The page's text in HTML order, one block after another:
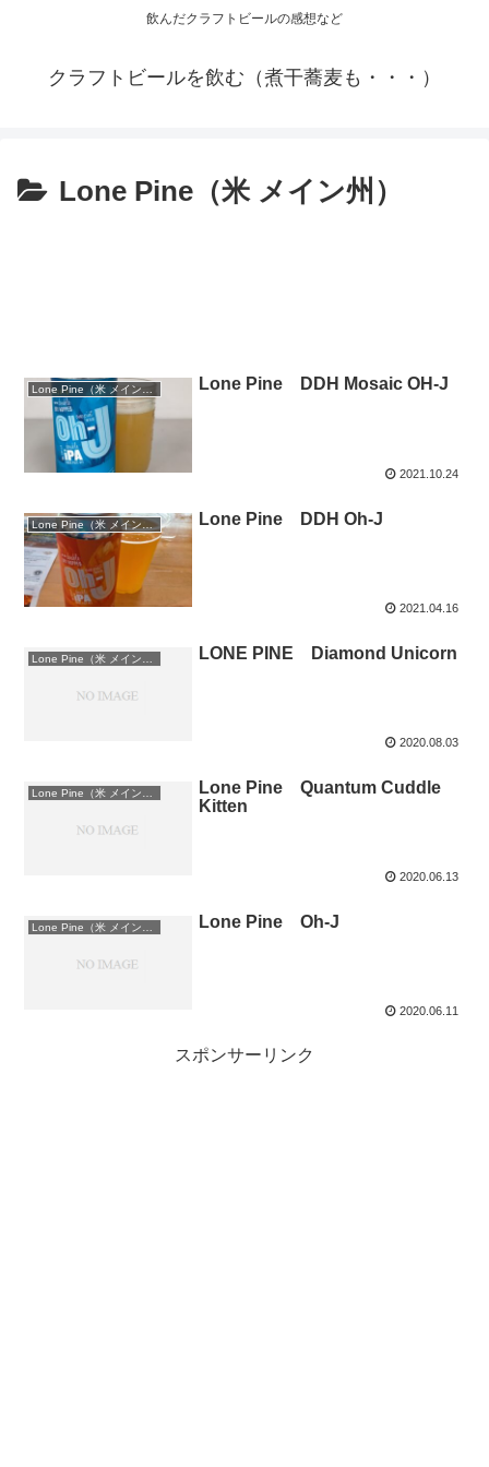
飲んだクラフトビールの感想など
クラフトビールを飲む（煮干蕎麦も・・・）
Lone Pine（米 メイン州）
Lone Pine（米 メイン州） Lone Pine DDH Mosaic OH-J
2021.10.24
Lone Pine（米 メイン州） Lone Pine DDH Oh-J
2021.04.16
LONE PINE Diamond Unicorn
2020.08.03
Lone Pine Quantum Cuddle
Kitten
2020.06.13
Lone Pine Oh-J
2020.06.11
スポンサーリンク